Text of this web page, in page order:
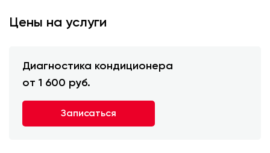
Цены на услуги
Диагностика кондиционера
от 1 600 руб.
Записаться